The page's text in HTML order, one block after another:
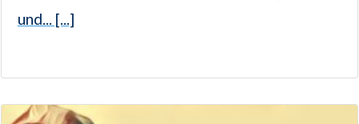
und... [...]